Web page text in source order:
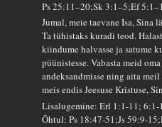
Ps 25:11–20;Sk 3:1–5;Ef
Jumal, meie taevane Isa, Sina
Ta tühistaks kuradi teod.
kiindume halvasse ja satume
püünistesse. Vabasta meid
andeksandmisse ning aita
meis endis Jeesuse Kristuse,
Lisalugemine: Erl 1:1-11; 6:1-
Õhtul: Ps 18:47-51;Js 59:9-